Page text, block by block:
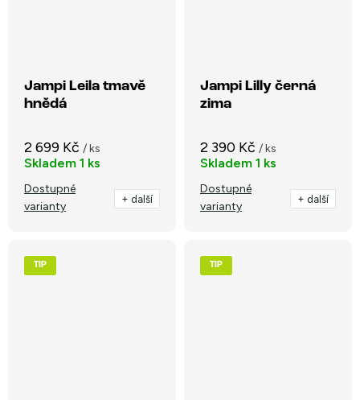
Jampi Leila tmavě
hnědá
2 699 Kč / ks
Skladem 1 ks
Dostupné
varianty
+ další
Jampi Lilly černá
zima
2 390 Kč / ks
Skladem 1 ks
Dostupné
varianty
+ další
TIP TIP